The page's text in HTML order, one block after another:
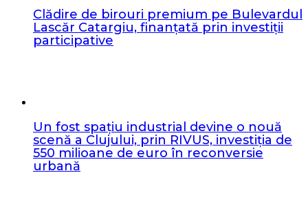
Clădire de birouri premium pe Bulevardul
Lascăr Catargiu, finanțată prin investiții
participative
Un fost spațiu industrial devine o nouă
scenă a Clujului, prin RIVUS, investiția de
550 milioane de euro în reconversie
urbană